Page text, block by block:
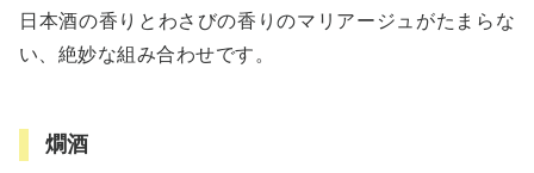
日本酒の香りとわさびの香りのマリアージュがたまらな
い、絶妙な組み合わせです。
燗酒